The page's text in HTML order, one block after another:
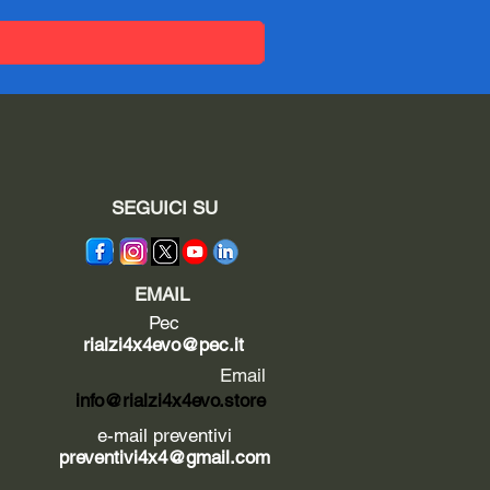
SEGUICI SU
EMAIL
Pec
rialzi4x4evo@pec.it
Email
info@rialzi4x4evo.store
e-mail preventivi
preventivi4x4@gmail.com